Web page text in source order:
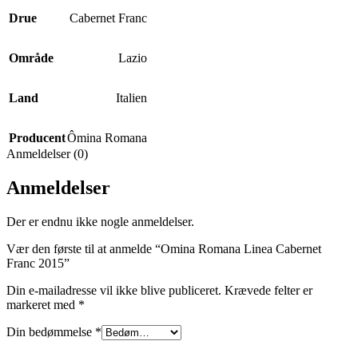
Drue Cabernet Franc
Område Lazio
Land Italien
ProducentÔmina Romana
Anmeldelser (0)
Anmeldelser
Der er endnu ikke nogle anmeldelser.
Vær den første til at anmelde “Omina Romana Linea Cabernet
Franc 2015”
Din e-mailadresse vil ikke blive publiceret. Krævede felter er
markeret med *
Din bedømmelse *